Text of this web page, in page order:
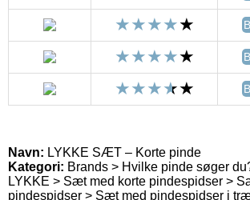
Navn: LYKKE SÆT – Korte pinde
Kategori: Brands > Hvilke pinde søger
LYKKE > Sæt med korte pindespidser >
pindespidser > Sæt med pindespidser i